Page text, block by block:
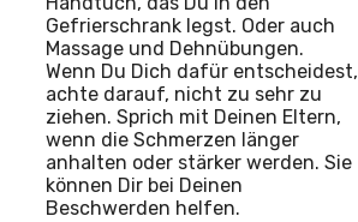
Gefrierschrank legst. Oder auch
Massage und Dehnübungen.
Wenn Du Dich dafür entscheidest,
achte darauf, nicht zu sehr zu
ziehen. Sprich mit Deinen Eltern,
wenn die Schmerzen länger
anhalten oder stärker werden. Sie
können Dir bei Deinen
Beschwerden helfen.